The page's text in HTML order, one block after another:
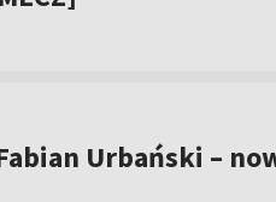
Urbański –